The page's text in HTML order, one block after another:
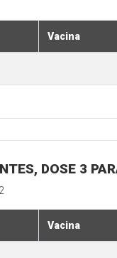
Vacina
DOSE 3
Vacina